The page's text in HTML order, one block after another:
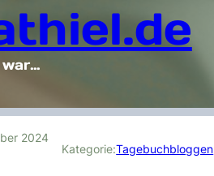
war…
2024
Kategorie:Tagebuchbloggen